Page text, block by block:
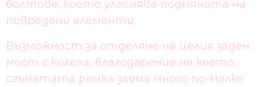
болтове, което улеснява подмяната на
повредени елементи.
Възможност за отделяне на целия заден
мост с колела, благодарение на което
сгънатата рамка заема много по-малко